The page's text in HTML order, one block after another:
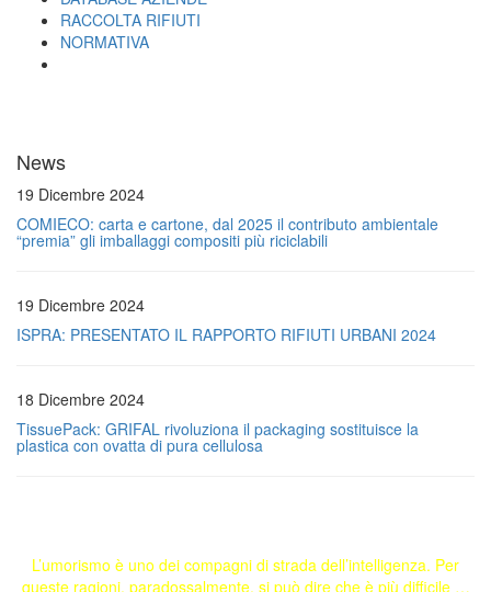
RACCOLTA RIFIUTI
NORMATIVA
News
19 Dicembre 2024
COMIECO: carta e cartone, dal 2025 il contributo ambientale
“premia” gli imballaggi compositi più riciclabili
19 Dicembre 2024
ISPRA: PRESENTATO IL RAPPORTO RIFIUTI URBANI 2024
18 Dicembre 2024
TissuePack: GRIFAL rivoluziona il packaging sostituisce la
plastica con ovatta di pura cellulosa
L’umorismo è uno dei compagni di strada dell’intelligenza. Per
queste ragioni, paradossalmente, si può dire che è più difficile …